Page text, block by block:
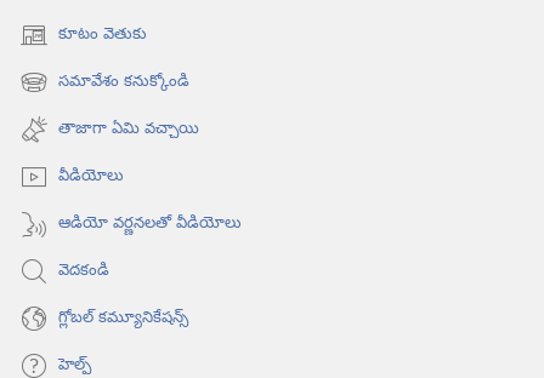
కూటం వెతుకు
(కొత్త
విండో
ఓపెన్‌
అవుతుంది)
సమావేశం కనుక్కోండి
(కొత్త
విండో
ఓపెన్‌
అవుతుంది)
తాజాగా ఏమి వచ్చాయి
వీడియోలు
ఆడియో వర్ణనలతో వీడియోలు
వెదకండి
గ్లోబల్‌ కమ్యూనికేషన్స్‌
హెల్ప్‌